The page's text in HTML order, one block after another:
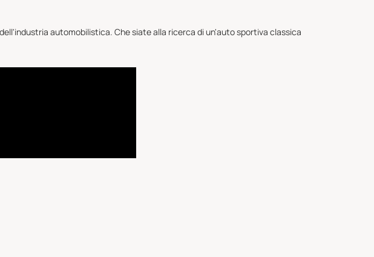
automobilistica. Che siate alla ricerca di un'auto sportiva classica